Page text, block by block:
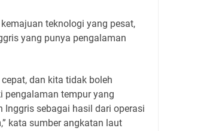
teknologi yang pesat,
yang punya pengalaman
dan kita tidak boleh
pengalaman tempur yang
Inggris sebagai hasil dari operasi
kata sumber angkatan laut